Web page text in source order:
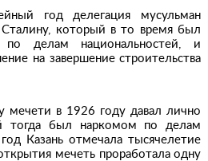
год делегация мусульман
Сталину, который в то время был
по делам национальностей, и
на завершение строительства
мечети в 1926 году давал лично
тогда был наркомом по делам
Казань отмечала тысячелетие
мечеть проработала одну